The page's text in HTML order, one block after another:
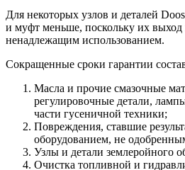
Для некоторых узлов и деталей
и муфт меньше, поскольку их
ненадлежащим использованием.
Сокращенные сроки гарантии
Масла и прочие смазочные
регулировочные детали,
части гусеничной техники;
Повреждения, ставшие
оборудованием, не
Узлы и детали землеройного
Очистка топливной и